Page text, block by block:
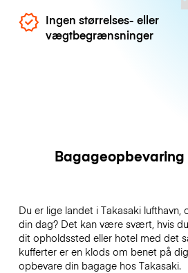
Ingen størrelses- eller
vægtbegrænsninger
Bagageopbevaring
Du er lige landet i Takasaki lufthavn,
din dag? Det kan være svært, hvis
dit opholdssted eller hotel med det
kufferter er en klods om benet på
opbevare din bagage hos Takasaki.